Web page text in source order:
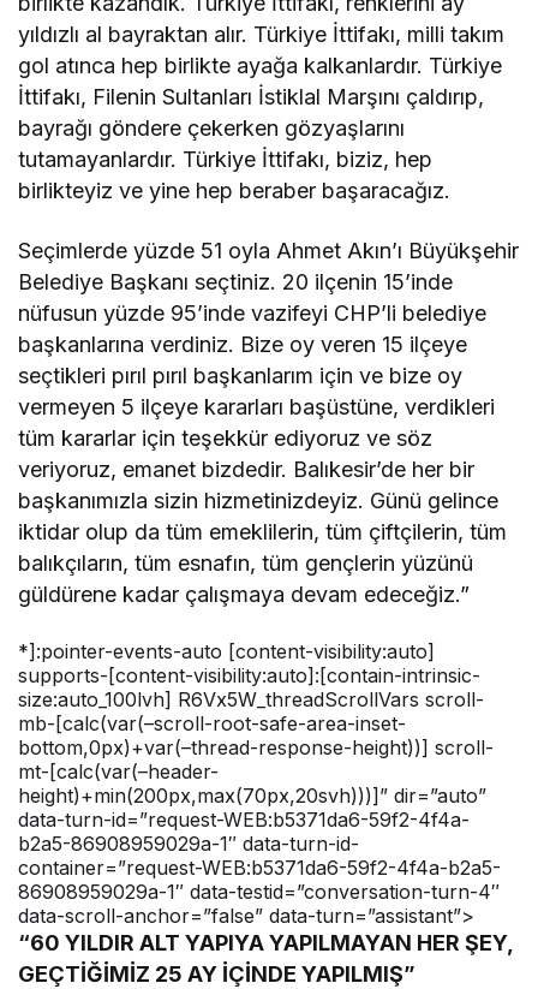
yıldızlı al bayraktan alır. Türkiye İttifakı, milli takım
gol atınca hep birlikte ayağa kalkanlardır. Türkiye
İttifakı, Filenin Sultanları İstiklal Marşını çaldırıp,
bayrağı göndere çekerken gözyaşlarını
tutamayanlardır. Türkiye İttifakı, biziz, hep
birlikteyiz ve yine hep beraber başaracağız.
Seçimlerde yüzde 51 oyla Ahmet Akın’ı Büyükşehir
Belediye Başkanı seçtiniz. 20 ilçenin 15’inde
nüfusun yüzde 95’inde vazifeyi CHP’li belediye
başkanlarına verdiniz. Bize oy veren 15 ilçeye
seçtikleri pırıl pırıl başkanlarım için ve bize oy
vermeyen 5 ilçeye kararları başüstüne, verdikleri
tüm kararlar için teşekkür ediyoruz ve söz
veriyoruz, emanet bizdedir. Balıkesir’de her bir
başkanımızla sizin hizmetinizdeyiz. Günü gelince
iktidar olup da tüm emeklilerin, tüm çiftçilerin, tüm
balıkçıların, tüm esnafın, tüm gençlerin yüzünü
güldürene kadar çalışmaya devam edeceğiz.”
*]:pointer-events-auto [content-visibility:auto]
supports-[content-visibility:auto]:[contain-intrinsic-
size:auto_100lvh] R6Vx5W_threadScrollVars scroll-
mb-[calc(var(–scroll-root-safe-area-inset-
bottom,0px)+var(–thread-response-height))] scroll-
mt-[calc(var(–header-
height)+min(200px,max(70px,20svh)))]” dir=”auto”
data-turn-id=”request-WEB:b5371da6-59f2-4f4a-
b2a5-86908959029a-1″ data-turn-id-
container=”request-WEB:b5371da6-59f2-4f4a-b2a5-
86908959029a-1″ data-testid=”conversation-turn-4″
data-scroll-anchor=”false” data-turn=”assistant”>
“60 YILDIR ALT YAPIYA YAPILMAYAN HER ŞEY,
GEÇTİĞİMİZ 25 AY İÇİNDE YAPILMIŞ”